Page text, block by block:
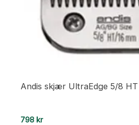
Andis skjær UltraEdge 5/8 HT
798 kr